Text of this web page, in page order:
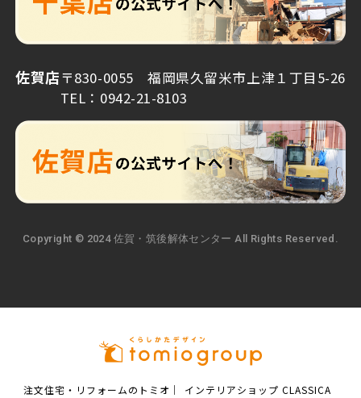
佐賀店〒830-0055 福岡県久留米市上津１丁目5-26
TEL：0942-21-8103
Copyright © 2024 佐賀・筑後解体センター All Rights Reserved.
注文住宅・リフォームのトミオ ｜
インテリアショップ CLASSICA